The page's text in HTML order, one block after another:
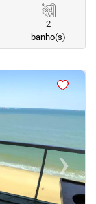
2
banho(s)
›Next